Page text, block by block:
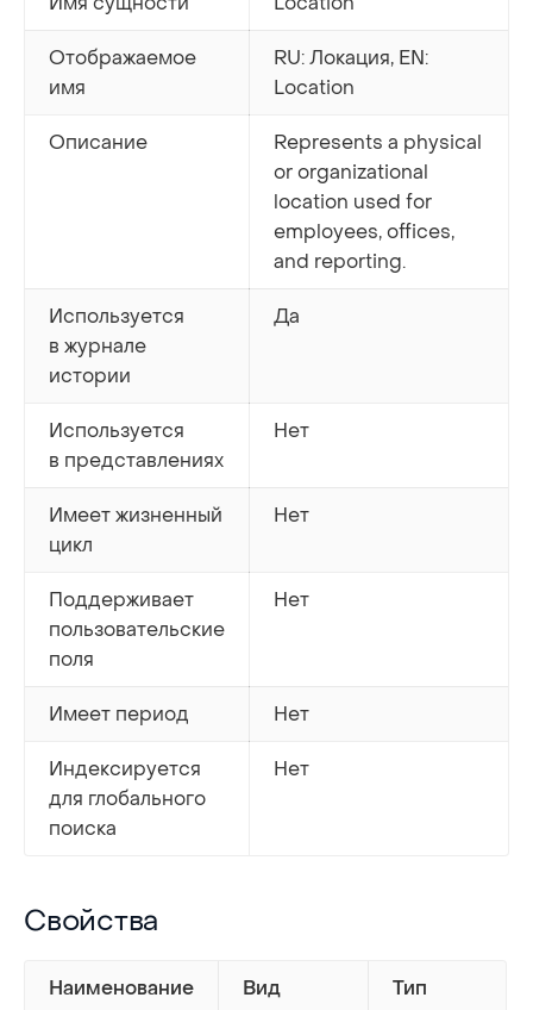
Отображаемое
имя
RU: Локация, EN:
Location
Описание
Represents a physical
or organizational
location used for
employees, offices,
and reporting.
Используется
в журнале
истории
Да
Используется
в представлениях
Нет
Имеет жизненный
цикл
Нет
Поддерживает
пользовательские
поля
Нет
Имеет период Нет
Индексируется
для глобального
поиска
Нет
Свойства
Свойства
Наименование Вид Тип